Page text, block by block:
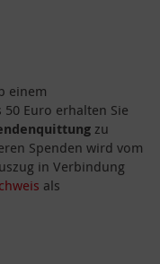
einem
Euro erhalten Sie
zu
Spenden wird vom
in Verbindung
als